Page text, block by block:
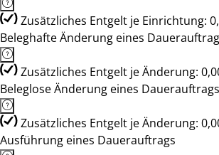
Zusätzliches Entgelt je Einrichtung:
Beleghafte Änderung eines
Zusätzliches Entgelt je Änderung:
Beleglose Änderung eines Dauerauftrags
Zusätzliches Entgelt je Änderung:
Ausführung eines Dauerauftrags